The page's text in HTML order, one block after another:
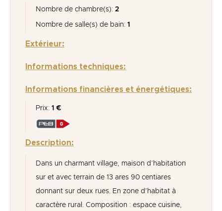
Nombre de chambre(s): 2
Nombre de salle(s) de bain: 1
Extérieur:
Informations techniques:
Informations financières et énergétiques:
Prix: 1 €
Description:
Dans un charmant village, maison d’habitation
sur et avec terrain de 13 ares 90 centiares
donnant sur deux rues. En zone d’habitat à
caractère rural. Composition : espace cuisine,